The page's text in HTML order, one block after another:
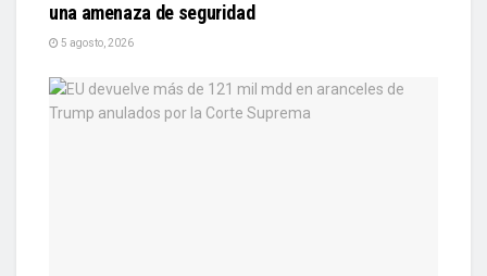
una amenaza de seguridad
5 agosto, 2026